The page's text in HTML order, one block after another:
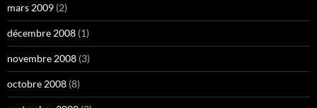
mars 2009 (2)
décembre 2008 (1)
novembre 2008 (3)
octobre 2008 (8)